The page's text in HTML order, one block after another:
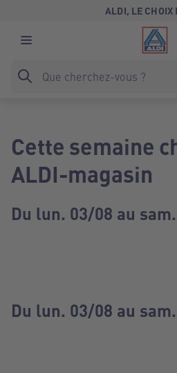
ALDI, LE CHOIX
Cette semaine
ALDI-magasin
Du lun. 03/08 au
Du lun. 03/08 au